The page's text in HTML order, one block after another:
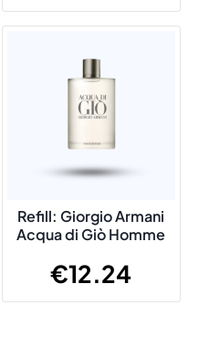
Refill: Giorgio Armani
Acqua di Giò Homme
€12.24